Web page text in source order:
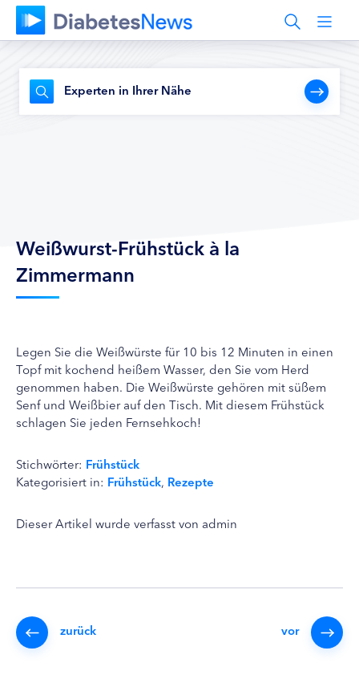
Experten in Ihrer Nähe
Weißwurst-Frühstück à la
Zimmermann
Legen Sie die Weißwürste für 10 bis 12 Minuten in einen
Topf mit kochend heißem Wasser, den Sie vom Herd
genommen haben. Die Weißwürste gehören mit süßem
Senf und Weißbier auf den Tisch. Mit diesem Frühstück
schlagen Sie jeden Fernsehkoch!
Stichwörter: Frühstück
Kategorisiert in: Frühstück, Rezepte
Dieser Artikel wurde verfasst von admin
zurück vor